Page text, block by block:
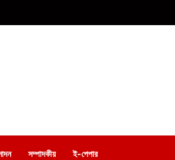
সম্পাদকীয় ই-পেপার